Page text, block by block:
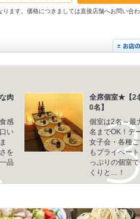
ます。価格につきましては直接店舗へお問い合わ
肉
感
い
を
品
全席個室★【2
0名】
個室は2名～最
名までOK！デ
女子会・各種
もプライベー
っぷりの個室
くりと…！